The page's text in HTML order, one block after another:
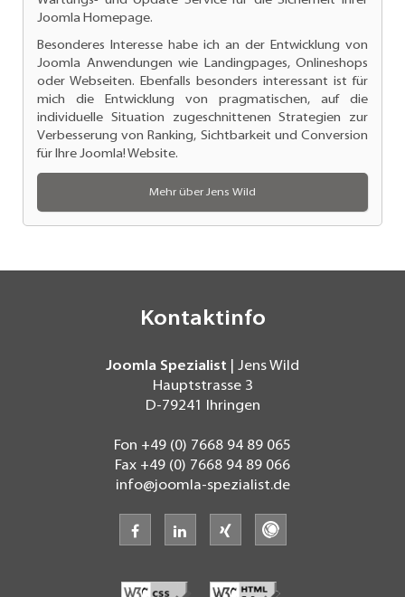
Joomla Homepage.
Besonderes Interesse habe ich an der Entwicklung von
Joomla Anwendungen wie Landingpages, Onlineshops
oder Webseiten. Ebenfalls besonders interessant ist für
mich die Entwicklung von pragmatischen, auf die
individuelle Situation zugeschnittenen Strategien zur
Verbesserung von Ranking, Sichtbarkeit und Conversion
für Ihre Joomla! Website.
Mehr über Jens Wild
Kontaktinfo
Joomla Spezialist | Jens Wild
Hauptstrasse 3
D-79241 Ihringen
Fon +49 (0) 7668 94 89 065
Fax +49 (0) 7668 94 89 066
info@joomla-spezialist.de
facebooklinkedin xing